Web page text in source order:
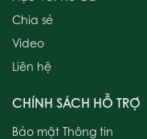
Chia sẻ
Video
Liên hệ
CHÍNH SÁCH HỖ TRỢ
Bảo mật Thông tin